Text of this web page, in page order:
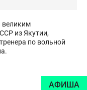
великим
из Якутии,
по вольной
АФИША